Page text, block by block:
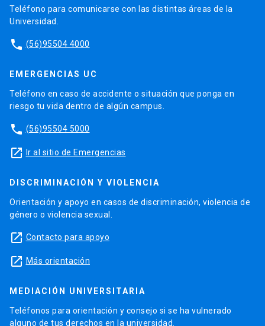
Teléfono para comunicarse con las distintas áreas de la
Universidad.
phone (56)95504 4000
EMERGENCIAS UC
Teléfono en caso de accidente o situación que ponga en
riesgo tu vida dentro de algún campus.
phone (56)95504 5000
launch Ir al sitio de Emergencias
DISCRIMINACIÓN Y VIOLENCIA
Orientación y apoyo en casos de discriminación, violencia de
género o violencia sexual.
launch Contacto para apoyo
launch Más orientación
MEDIACIÓN UNIVERSITARIA
Teléfonos para orientación y consejo si se ha vulnerado
alguno de tus derechos en la universidad.